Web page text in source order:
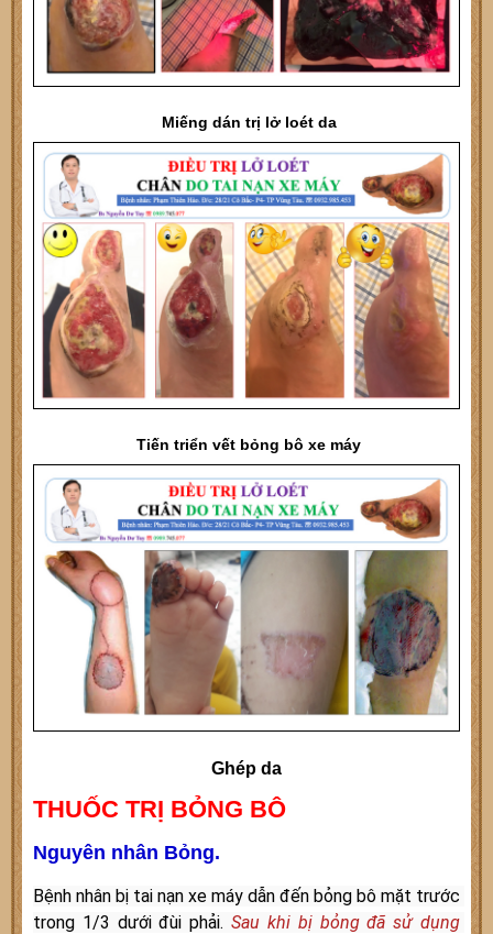
Miếng dán trị lở loét da
Tiến triển vết bỏng bô xe máy
Ghép da
THUỐC TRỊ BỎNG BÔ
Nguyên nhân Bỏng.
Bệnh nhân bị tai nạn xe máy dẫn đến bỏng bô mặt trước
trong 1/3 dưới đùi phải. Sau khi bị bỏng đã sử dụng